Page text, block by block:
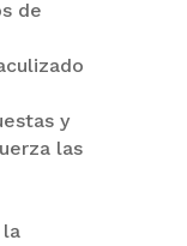
de
y
las
la